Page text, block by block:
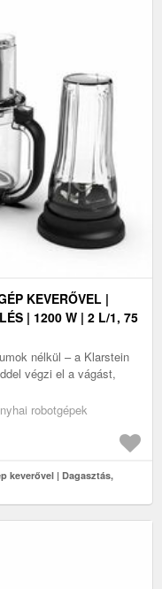
KEVERŐVEL |
| 1200 W | 2 L/1, 75
nélkül – a Klarstein
végzi el a vágást,
robotgépek
keverővel | Dagasztás,